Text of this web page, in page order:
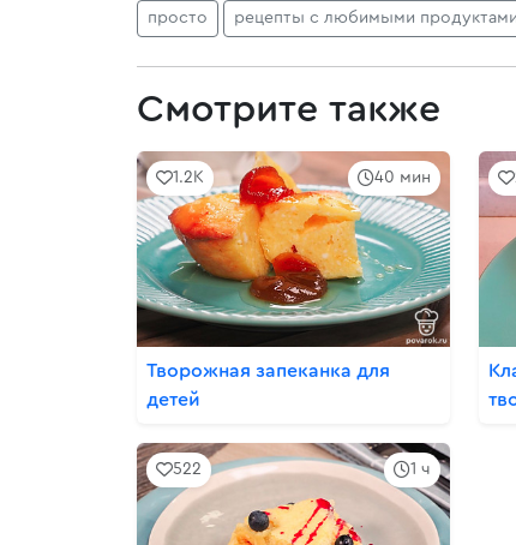
просто рецепты с любимыми продуктами
Смотрите также
40 мин
1.2K
Творожная запеканка для
детей
1 ч
522